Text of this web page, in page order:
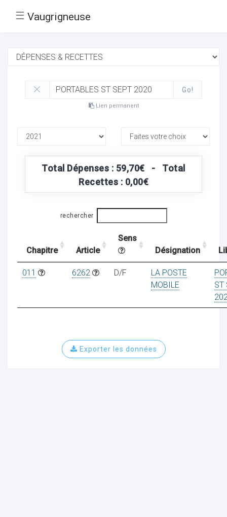
☰ Vaugrigneuse
Go!
Lien permanent
Total Dépenses : 59,70€ - Total
Recettes : 0,00€
rechercher
Chapitre Article
Sens
Désignation
011 6262 D/F
LA POSTE
MOBILE
ST
Exporter les données